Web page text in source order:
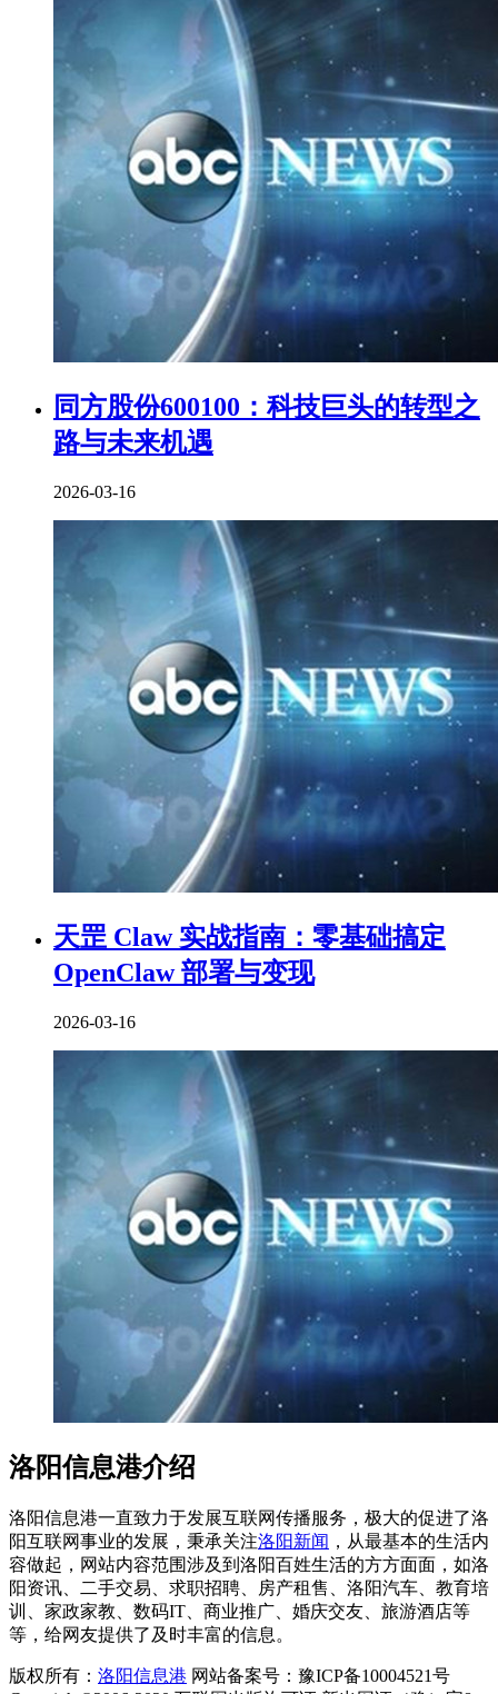
同方股份600100：科技巨头的转型之
路与未来机遇
2026-03-16
天罡 Claw 实战指南：零基础搞定
OpenClaw 部署与变现
2026-03-16
洛阳信息港介绍
洛阳信息港一直致力于发展互联网传播服务，极大的促进了洛
阳互联网事业的发展，秉承关注洛阳新闻 ，从最基本的生活内
容做起，网站内容范围涉及到洛阳百姓生活的方方面面，如洛
阳资讯、二手交易、求职招聘、房产租售、洛阳汽车、教育培
训、家政家教、数码IT、商业推广、婚庆交友、旅游酒店等
等，给网友提供了及时丰富的信息。
版权所有： 洛阳信息港 网站备案号：豫ICP备10004521号